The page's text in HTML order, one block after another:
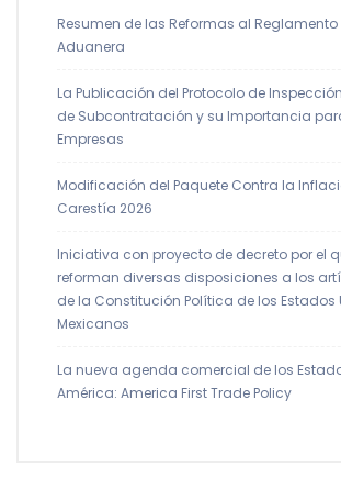
Resumen de las Reformas al Reglamento
Aduanera
La Publicación del Protocolo de
de Subcontratación y su Importancia
Empresas
Modificación del Paquete Contra la
Carestía 2026
Iniciativa con proyecto de decreto por el
reforman diversas disposiciones a los
de la Constitución Política de los Estados
Mexicanos
La nueva agenda comercial de los
América: America First Trade Policy